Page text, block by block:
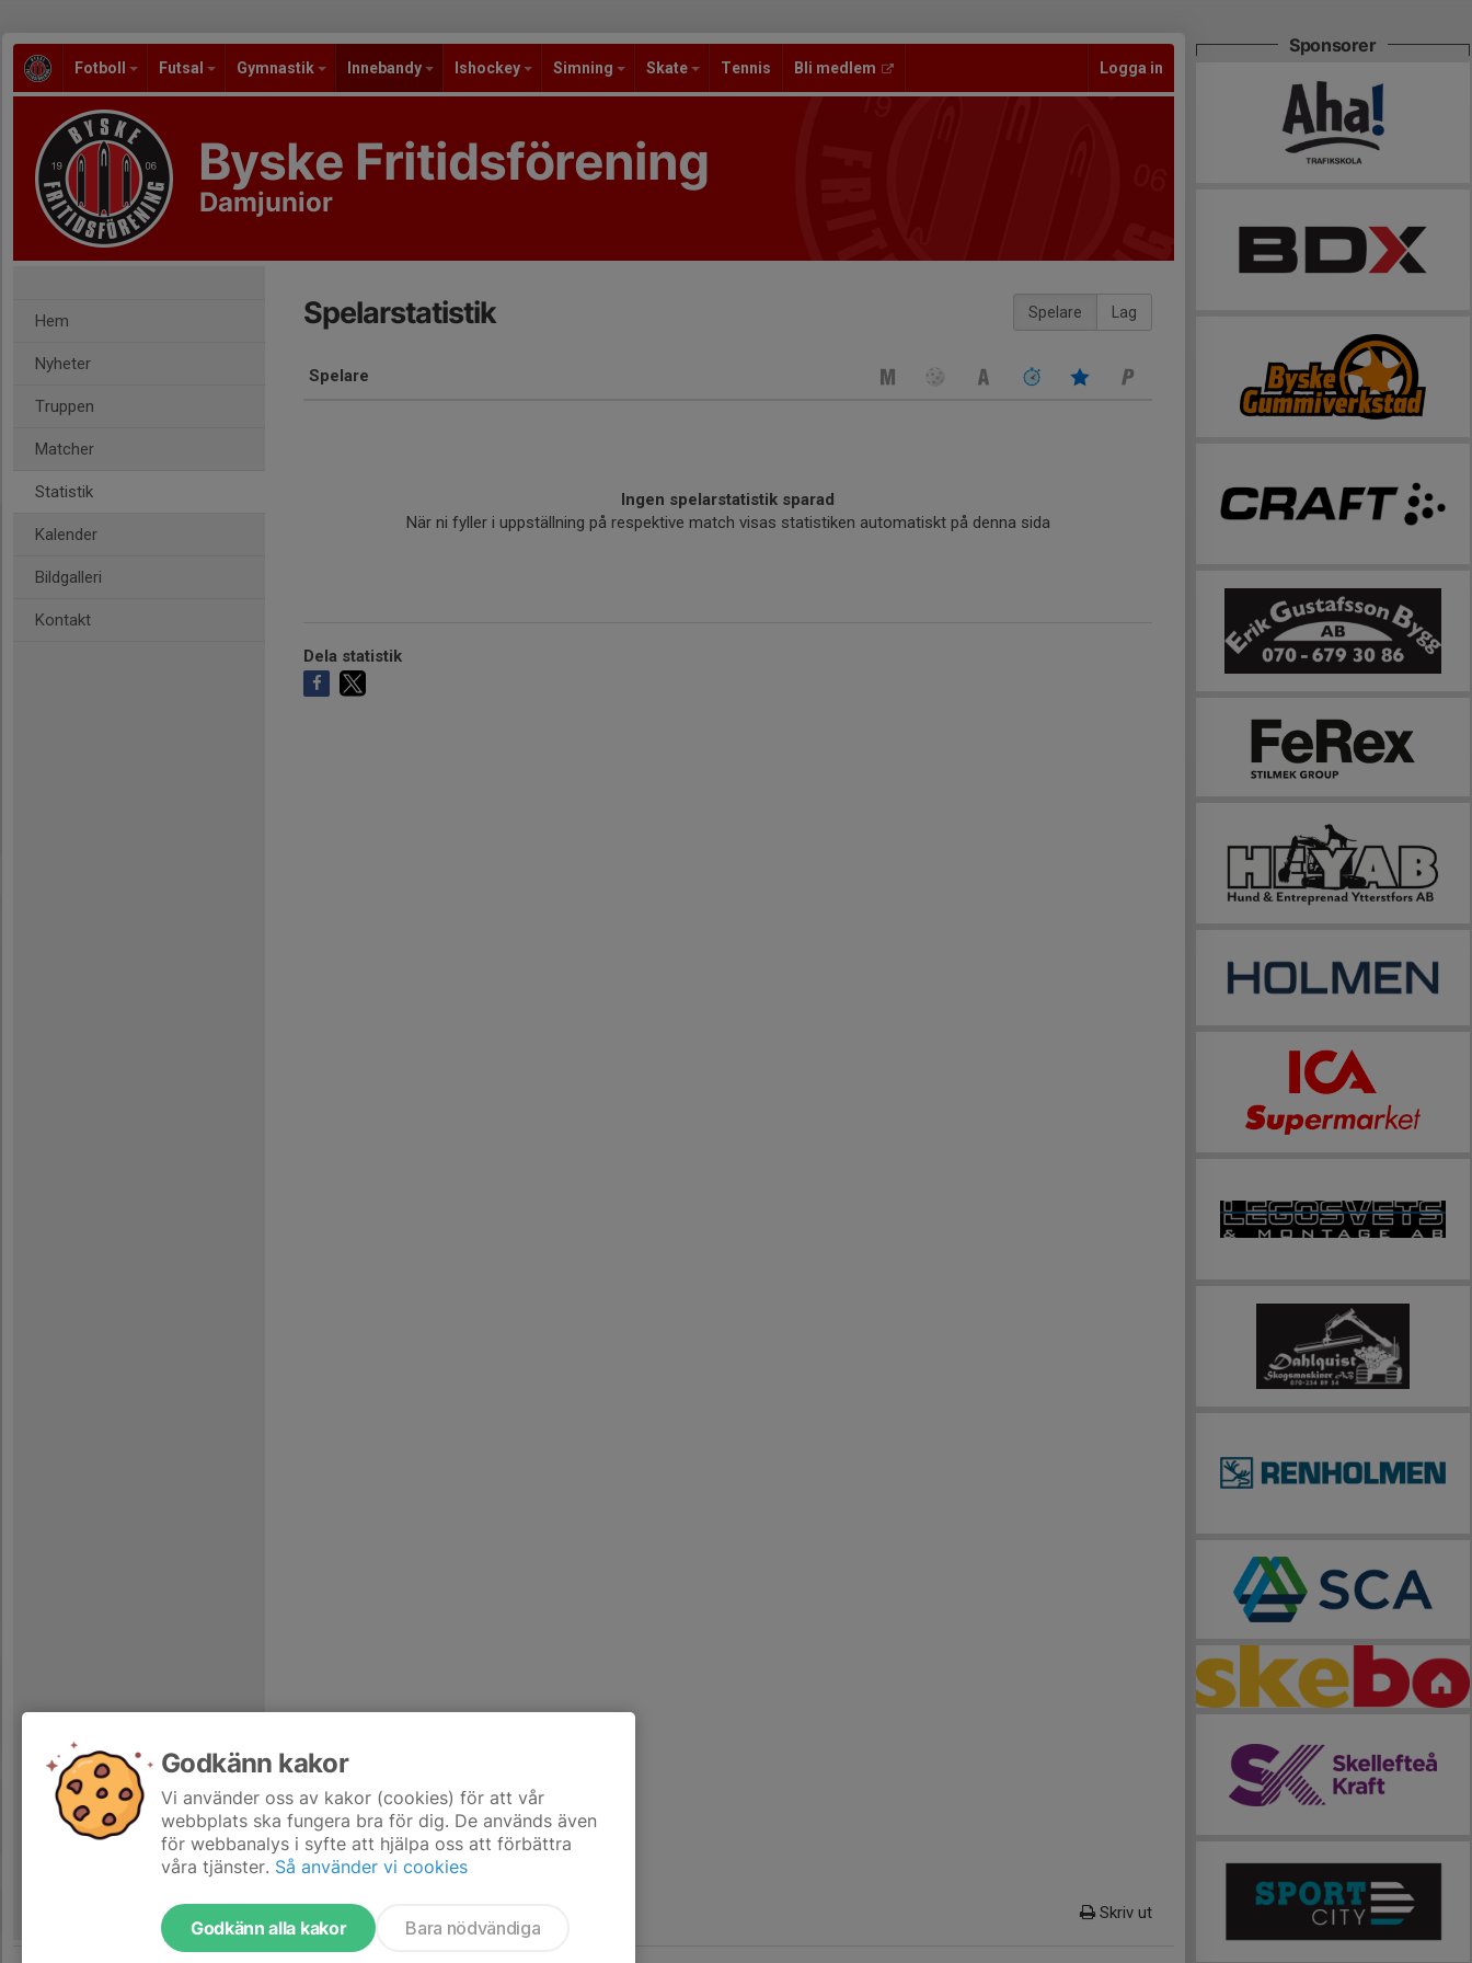
Fotboll Futsal Gymnastik Innebandy Ishockey Simning Skate Tennis Bli medlem Logga in
Byske Fritidsförening
Damjunior
Hem
Nyheter
Truppen
Matcher
Statistik
Kalender
Bildgalleri
Kontakt
Spelare Lag
Spelarstatistik
Spelare
Ingen spelarstatistik sparad
När ni fyller i uppställning på respektive match visas statistiken automatiskt på denna sida
Dela statistik
Skriv ut
Sponsorer
Godkänn kakor
Vi använder oss av kakor (cookies) för att vår
webbplats ska fungera bra för dig. De används även
för webbanalys i syfte att hjälpa oss att förbättra
våra tjänster. Så använder vi cookies
Godkänn alla kakor Bara nödvändiga